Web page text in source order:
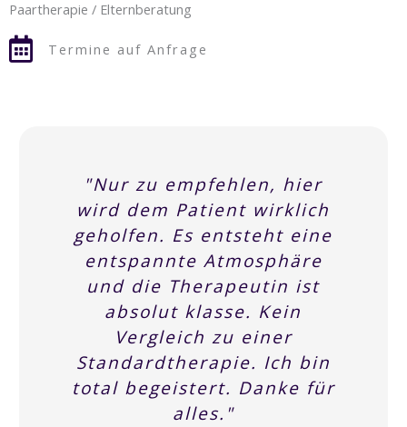
Paartherapie / Elternberatung
Termine auf Anfrage
"Nur zu empfehlen, hier
wird dem Patient wirklich
geholfen. Es entsteht eine
entspannte Atmosphäre
und die Therapeutin ist
absolut klasse. Kein
Vergleich zu einer
Standardtherapie. Ich bin
total begeistert. Danke für
alles."